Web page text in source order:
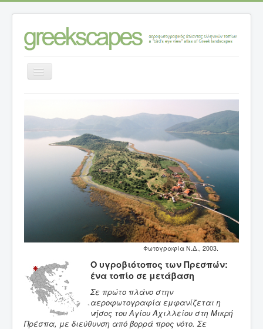
Εναλλαγή
πλοήγησης
Κατηγορίες ανάλυσης τοπίων >
Τοπία – θέσεις (εμβάθυνση)
Ν. ΦΛΩΡΙΝΗΣ
O υγροβιότοπος των Πρεσπών: ένα τοπίο σε
μετάβαση
Φωτογραφία Ν.Δ., 2003.
Oυγροβιότοπος των Πρεσπών:
ένα τοπίο σε μετάβαση
Σε πρώτο πλάνο στην
αεροφωτογραφία εμφανίζεται η
νήσος του Αγίου Αχιλλείου στη Μικρή
Πρέσπα, με διεύθυνση από βορρά προς νότο. Σε